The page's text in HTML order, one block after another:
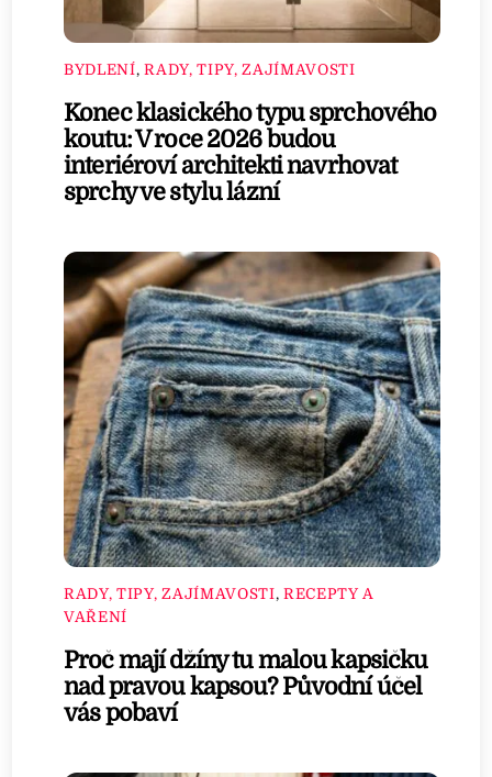
BYDLENÍ,RADY, TIPY, ZAJÍMAVOSTI
Konec klasického typu sprchového
koutu: V roce 2026 budou
interiéroví architekti navrhovat
sprchy ve stylu lázní
RADY, TIPY, ZAJÍMAVOSTI, RECEPTY A
VAŘENÍ
Proč mají džíny tu malou kapsičku
nad pravou kapsou? Původní účel
vás pobaví